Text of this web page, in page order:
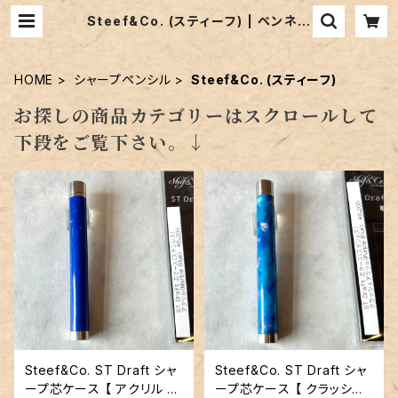
Steef&Co. (スティーフ) | ペンネジ
HOME シャープペンシル Steef&Co. (スティーフ)
お探しの商品カテゴリーはスクロールして
下段をご覧下さい。↓
Steef&Co. ST Draft シャ
ープ芯ケース 【 アクリル マ
Steef&Co. ST Draft シャ
ープ芯ケース 【 クラッシュ